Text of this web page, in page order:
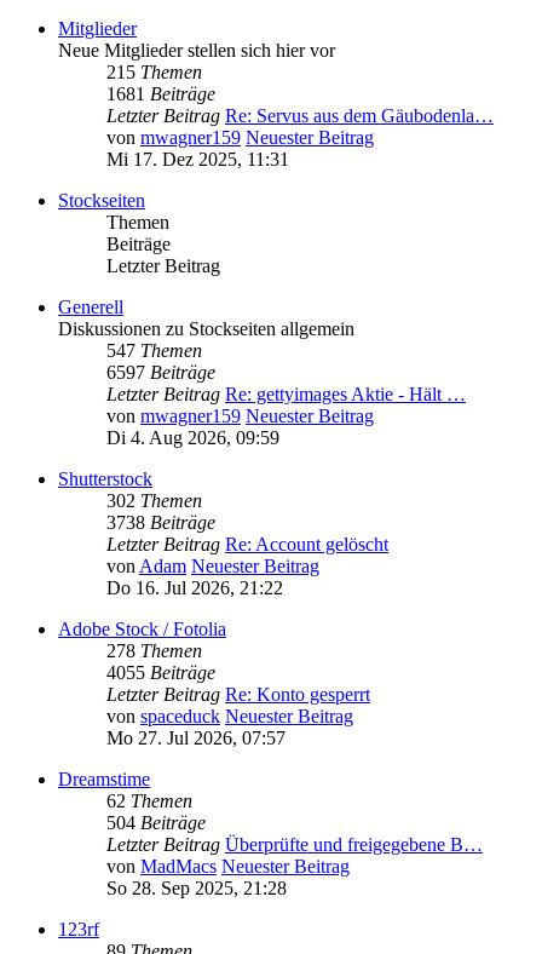
Mitglieder
Neue Mitglieder stellen sich hier vor
215 Themen
1681 Beiträge
Letzter Beitrag Re: Servus aus dem Gäubodenla…
von mwagner159 Neuester Beitrag
Mi 17. Dez 2025, 11:31
Stockseiten
Themen
Beiträge
Letzter Beitrag
Generell
Diskussionen zu Stockseiten allgemein
547 Themen
6597 Beiträge
Letzter Beitrag Re: gettyimages Aktie - Hält …
von mwagner159 Neuester Beitrag
Di 4. Aug 2026, 09:59
Shutterstock
302 Themen
3738 Beiträge
Letzter Beitrag Re: Account gelöscht
vonAdam Neuester Beitrag
Do 16. Jul 2026, 21:22
Adobe Stock / Fotolia
278 Themen
4055 Beiträge
Letzter Beitrag Re: Konto gesperrt
von spaceduck Neuester Beitrag
Mo 27. Jul 2026, 07:57
Dreamstime
62 Themen
504 Beiträge
Letzter Beitrag Überprüfte und freigegebene B…
von MadMacs Neuester Beitrag
So 28. Sep 2025, 21:28
123rf